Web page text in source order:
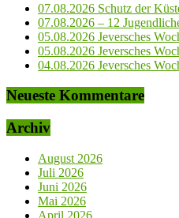
07.08.2026 Schutz der
07.08.2026 – 12
05.08.2026 Jeversches
05.08.2026 Jeversches
04.08.2026 Jeversches
Neueste Kommentare
Archiv
August 2026
Juli 2026
Juni 2026
Mai 2026
April 2026